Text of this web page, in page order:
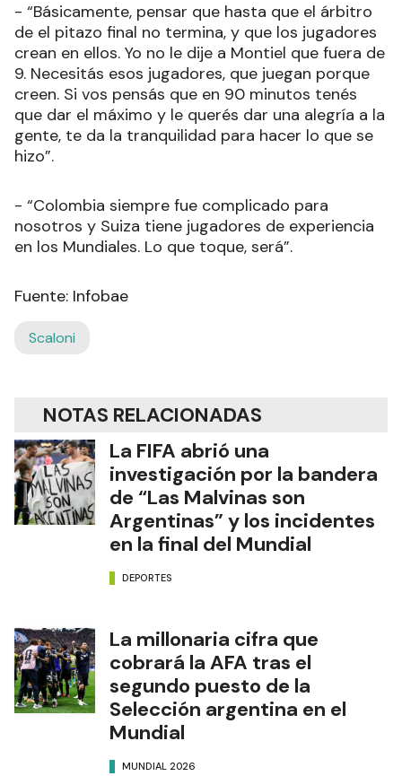
- “Básicamente, pensar que hasta que el árbitro
de el pitazo final no termina, y que los jugadores
crean en ellos. Yo no le dije a Montiel que fuera de
9. Necesitás esos jugadores, que juegan porque
creen. Si vos pensás que en 90 minutos tenés
que dar el máximo y le querés dar una alegría a la
gente, te da la tranquilidad para hacer lo que se
hizo”.
- “Colombia siempre fue complicado para
nosotros y Suiza tiene jugadores de experiencia
en los Mundiales. Lo que toque, será”.
Fuente: Infobae
Scaloni
NOTAS RELACIONADAS
La FIFA abrió una
investigación por la bandera
de “Las Malvinas son
Argentinas” y los incidentes
en la final del Mundial
DEPORTES
La millonaria cifra que
cobrará la AFA tras el
segundo puesto de la
Selección argentina en el
Mundial
MUNDIAL 2026